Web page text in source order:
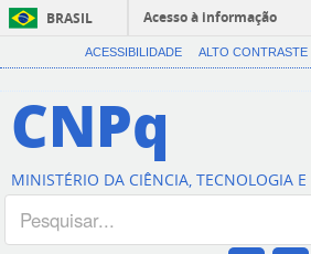
BRASIL
Acesso à informação
ACESSIBILIDADE ALTO CONTRASTE
CNPq
MINISTÉRIO DA CIÊNCIA, TECNOLOGIA E